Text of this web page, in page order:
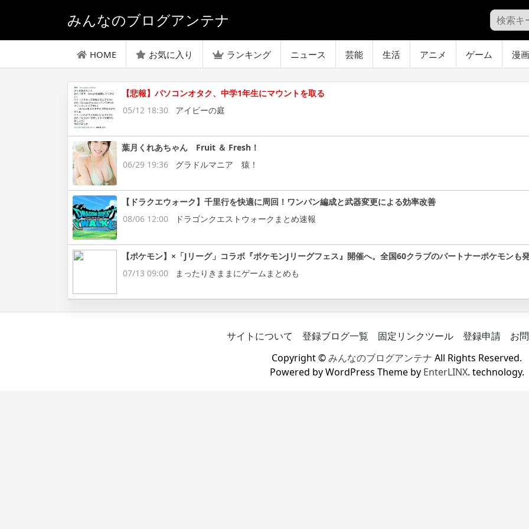
みんなのブログアンテナ
HOME お気に入り ランキング ニュース 芸能 生活 アニメ ゲーム 漫画
【悲報】パソコンオタク、中学1年生にマウントを取る
05/12 18:30
アイビーの庭
葉月くれあちゃん Fruit ＆ Fresh！
06/29 19:36
グラドルマニア 猿！
【ドラクエウォーク】千里行を快適に周回！ワンパン編成と武器変更による効率改善
08/06 12:00
ドラゴンクエストウォークまとめ速報
【ポケモン】×「Jリーグ」コラボ『ポケモンJリーグフェス』開催へ。全国60クラブのパートナーポケモンも
07/13 09:00
まったりきままにゲームまとめも
サイトについて 登録ブログ一覧 固定リンクツール 登録申請
お
Copyright ©みんなのブログアンテナ All Rights Reserved.
Powered by WordPress Theme by EnterLINX. technology.